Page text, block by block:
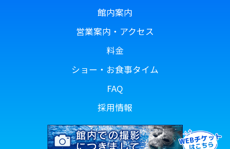
館内案内
営業案内・アクセス
料金
ショー・お食事タイム
FAQ
採用情報